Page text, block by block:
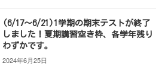
(6/17～6/21)1学期の期末テストが終了
しました！夏期講習空き枠、各学年残り
わずかです。
2024年6月25日